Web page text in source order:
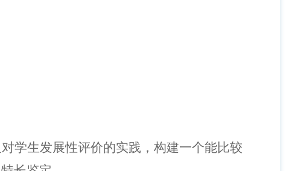
学生发展性评价的实践，构建一个能比较